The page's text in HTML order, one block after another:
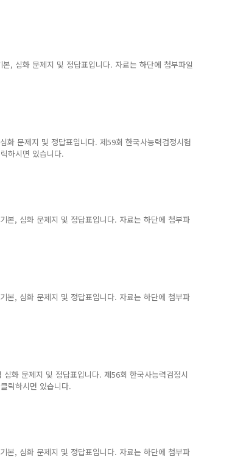
, 심화 문제지 및 정답표입니다. 자료는 하단에 첨부파일
화 문제지 및 정답표입니다. 제59회 한국사능력검정시험
하시면 있습니다.
본, 심화 문제지 및 정답표입니다. 자료는 하단에 첨부파
본, 심화 문제지 및 정답표입니다. 자료는 하단에 첨부파
화 문제지 및 정답표입니다. 제56회 한국사능력검정시
릭하시면 있습니다.
본, 심화 문제지 및 정답표입니다. 자료는 하단에 첨부파